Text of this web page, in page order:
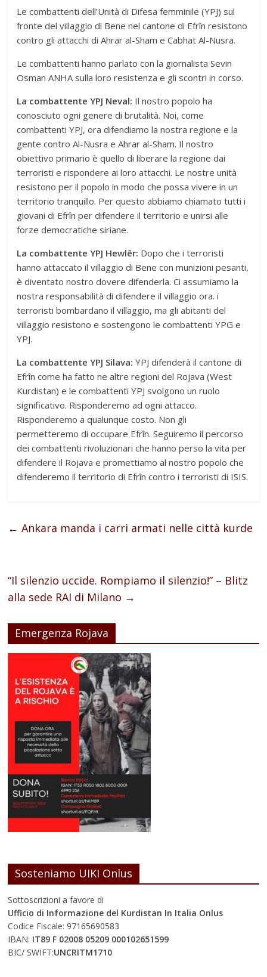
Le combattenti dell’Unità di Difesa femminile (YPJ) sul
fronte del villaggio di Bene nel cantone di Efrîn resistono
contro gli attacchi di Ahrar al-Sham e Cabhat Al-Nusra.
Le combattenti hanno parlato con la giornalista Sevin
Osman ANHA sulla loro resistenza e gli scontri in corso.
La combattente YPJ Neval: Il nostro popolo ha
conosciuto ogni genere di brutalità. Noi, come
combattenti YPJ, ora difendiamo la nostra regione e la
gente contro Al-Nusra e Ahrar al-Sham. Il nostro
obiettivo primario è quello di liberare la regione dai
terroristi e rispondere ai loro attacchi. Le nostre unità
resistono per il popolo in modo che possa vivere in un
territorio tranquillo. Per questo abbiamo chiamato tutti i
giovani di Efrîn per difendere il territorio e unirsi alle
forze democratiche siriane.
La combattente YPJ Hewlêr: Dopo che i terroristi
hanno attaccato il villaggio di Bene con munizioni pesanti,
è diventato nostro dovere difenderla. Ci assumiamo la
nostra responsabilità di difendere il villaggio ora. i
terroristi bombardano il villaggio, ma gli abitanti del
villaggio resistono e sostengono le combattenti YPG e
YPJ.
La combattente YPJ Silava:YPJ difenderà il cantone di
Efrîn come ha fatto ne altre regioni del Rojava (West
Kurdistan) e le combattenti YPJ svolgono un ruolo
significativo. Risponderemo ad ogni attacco.
Risponderemo a qualunque costo. Non gli
permetteremo di occupare Efrîn. Seguiremo il percorso
dei combattenti rivoluzionari che hanno perso la vita per
difendere il Rojava e promettiamo al nostro popolo che
difenderemo il territorio di Efrîn contro i terroristi di ISIS.
← Ankara manda i carri armati nelle città kurde
“Il silenzio uccide. Rompiamo il silenzio!” – Blitz
alla sede RAI di Milano →
Emergenza Rojava
Sosteniamo UIKI Onlus
Sottoscrizioni a favore di
Ufficio di Informazione del Kurdistan In Italia Onlus
Codice Fiscale: 97165690583
IBAN: IT89 F 02008 05209 000102651599
BIC/ SWIFT:UNCRITM1710